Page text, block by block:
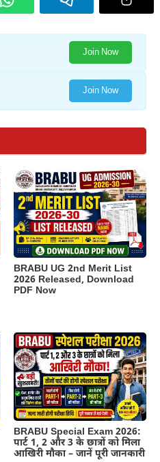
Join Now
Join Now
BRABU UG 2nd Merit List
2026 Released, Download
PDF Now
BRABU Special Exam 2026:
पार्ट 1, 2 और 3 के छात्रों को मिला
आखिरी मौका – जानें पूरी जानकारी